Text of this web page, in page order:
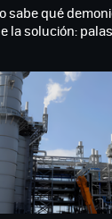
sabe qué
la solución: